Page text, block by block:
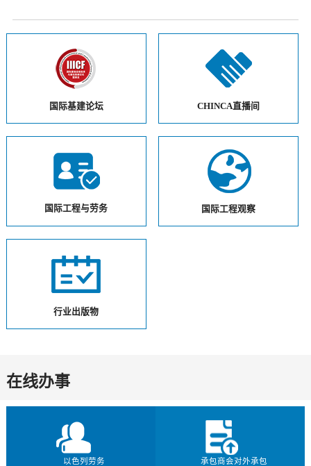
国际基建论坛 CHINCA直播间
国际工程与劳务 国际工程观察
行业出版物
在线办事
以色列劳务
承包商会对外承包